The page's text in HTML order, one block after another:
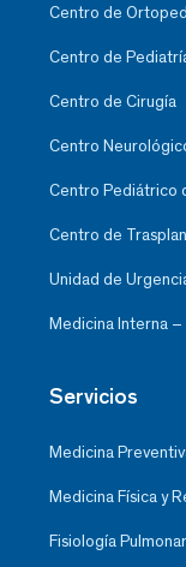
Centro de
Centro de
Centro de Cirugía
Centro
Centro Pediátrico
Centro de
Unidad de
Medicina Interna
Servicios
Medicina
Medicina Física y
Fisiología